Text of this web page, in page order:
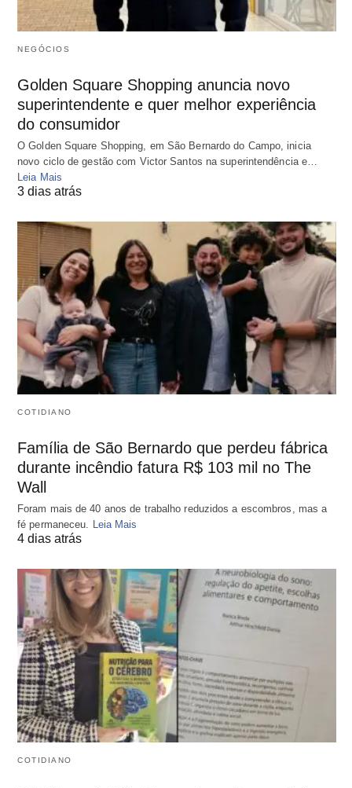
NEGÓCIOS
Golden Square Shopping anuncia novo
superintendente e quer melhor experiência
do consumidor
O Golden Square Shopping, em São Bernardo do Campo, inicia
novo ciclo de gestão com Victor Santos na superintendência e…
Leia Mais
3 dias atrás
COTIDIANO
Família de São Bernardo que perdeu fábrica
durante incêndio fatura R$ 103 mil no The
Wall
Foram mais de 40 anos de trabalho reduzidos a escombros, mas a
fé permaneceu. Leia Mais
4 dias atrás
COTIDIANO